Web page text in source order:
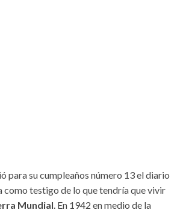
para su cumpleaños número 13 el diario
como testigo de lo que tendría que vivir
Mundial . En 1942 en medio de la